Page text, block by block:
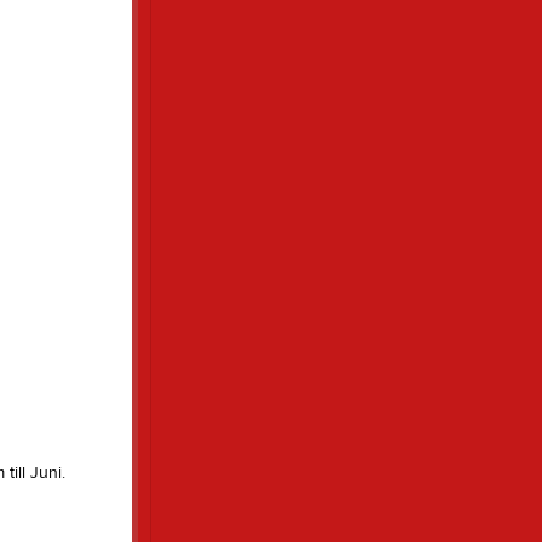
till Juni.